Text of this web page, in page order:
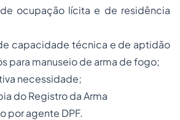
ocupação lícita e de residência
capacidade técnica e de aptidão
para manuseio de arma de fogo;
necessidade;
do Registro da Arma
por agente DPF.